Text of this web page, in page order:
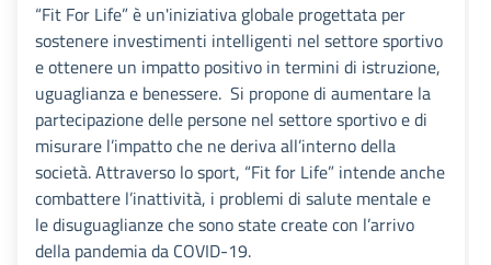
“Fit For Life” è un'iniziativa globale progettata per
sostenere investimenti intelligenti nel settore sportivo
e ottenere un impatto positivo in termini di istruzione,
uguaglianza e benessere. Si propone di aumentare la
partecipazione delle persone nel settore sportivo e di
misurare l’impatto che ne deriva all’interno della
società. Attraverso lo sport, “Fit for Life” intende anche
combattere l’inattività, i problemi di salute mentale e
le disuguaglianze che sono state create con l’arrivo
della pandemia da COVID-19.